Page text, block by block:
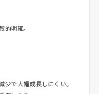
的明確。
少で大幅成長しにくい。